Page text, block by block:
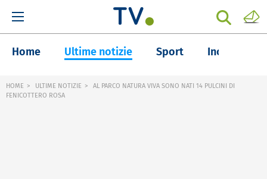
Home Ultime notizie Sport Inchieste
HOME ULTIME NOTIZIE
AL PARCO NATURA VIVA SONO NATI 14 PULCINI DI
FENICOTTERO ROSA